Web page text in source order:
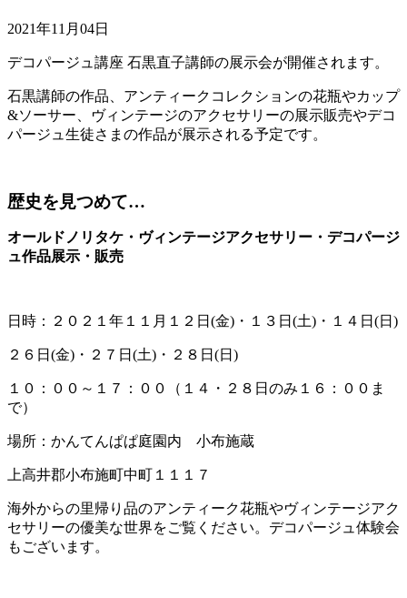
2021年11月04日
デコパージュ講座 石黒直子講師の展示会が開催されます。
石黒講師の作品、アンティークコレクションの花瓶やカップ
&ソーサー、ヴィンテージのアクセサリーの展示販売やデコ
パージュ生徒さまの作品が展示される予定です。
歴史を見つめて…
オールドノリタケ・ヴィンテージアクセサリー・デコパージ
ュ作品展示・販売
日時：２０２１年１１月１２日(金)・１３日(土)・１４日(日)
２６日(金)・２７日(土)・２８日(日)
１０：００～１７：００（１４・２８日のみ１６：００ま
で）
場所：かんてんぱぱ庭園内 小布施蔵
上高井郡小布施町中町１１１７
海外からの里帰り品のアンティーク花瓶やヴィンテージアク
セサリーの優美な世界をご覧ください。デコパージュ体験会
もございます。